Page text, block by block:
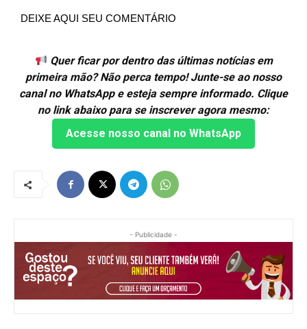
DEIXE AQUI SEU COMENTÁRIO
Quer ficar por dentro das últimas notícias em
primeira mão? Não perca tempo! Junte-se ao nosso
canal no WhatsApp e esteja sempre informado. Clique
no link abaixo para se inscrever agora mesmo:
Acesse nosso canal no WhatsApp
- Publicidade -